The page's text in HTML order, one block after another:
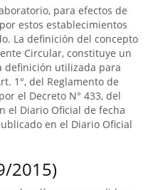
para efectos de
estos establecimientos
La definición del concepto
Circular, constituye un
definición utilizada para
1°, del Reglamento de
el Decreto N° 433, del
el Diario Oficial de fecha
en el Diario Oficial
2015)